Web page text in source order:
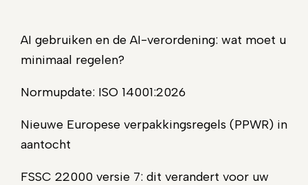
AI gebruiken en de AI-verordening: wat moet u
minimaal regelen?
Normupdate: ISO 14001:2026
Nieuwe Europese verpakkingsregels (PPWR) in
aantocht
FSSC 22000 versie 7: dit verandert voor uw